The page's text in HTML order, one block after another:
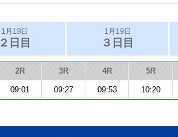
1月18日
２日目
1月19日
３日目
2R 3R 4R 5R
09:01 09:27 09:53 10:20